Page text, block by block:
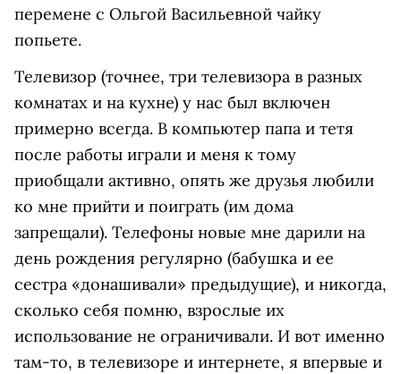
перемене с Ольгой Васильевной чайку
попьете.
Телевизор (точнее, три телевизора в разных
комнатах и на кухне) у нас был включен
примерно всегда. В компьютер папа и тетя
после работы играли и меня к тому
приобщали активно, опять же друзья любили
ко мне прийти и поиграть (им дома
запрещали). Телефоны новые мне дарили на
день рождения регулярно (бабушка и ее
сестра «донашивали» предыдущие), и никогда,
сколько себя помню, взрослые их
использование не ограничивали. И вот именно
там-то, в телевизоре и интернете, я впервые и